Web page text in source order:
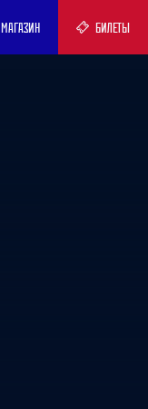
МАГАЗИН БИЛЕТЫ